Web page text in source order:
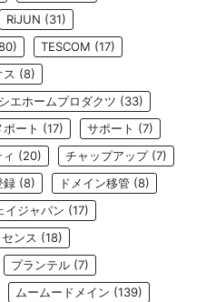
RiJUN (31)
TESCOM (17)
ス (8)
エホームプロダクツ (33)
ート (17) サポート (7)
(20) チャップアップ(7)
録 (8) ドメイン移管 (8)
イジャパン (17)
ンス (18)
プランテル (7)
ムームードメイン (139)